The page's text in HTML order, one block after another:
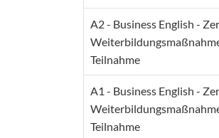
A2 - Business English -
Teilnahme
A1 - Business English -
Teilnahme